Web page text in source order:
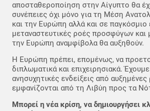
αποσταθεροποίηση στην Αίγυπτο θα
συνέπειες όχι μόνο για τη Μέση
και την Ευρώπη αλλά και σε παγκόσμιο
μεταναστευτικές ροές προσφύγων
την Ευρώπη αναμφίβολα θα αυξηθούν.
Η Ευρώπη πρέπει, επομένως, να
διπλωματικά και επιχειρησιακά.
ανησυχητικές ενδείξεις από
εμφανίζονται από τη Λιβύη προς τα
Μπορεί η νέα κρίση, να δημιουργήσει